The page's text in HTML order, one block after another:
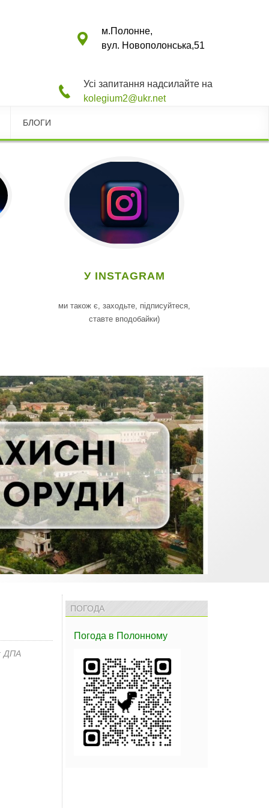
м.Полонне,
вул. Новополонська,51
Усі запитання надсилайте на
kolegium2@ukr.net
БЛОГИ
У INSTAGRAM
ми також є, заходьте, підписуйтеся,
ставте вподобайки)
ДПА
ПОГОДА
Погода в Полонному